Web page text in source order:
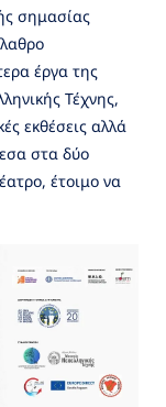
σημασίας
έργα της
Τέχνης,
εκθέσεις αλλά
στα δύο
έτοιμο να